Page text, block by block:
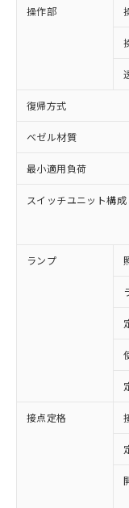
操作部
復帰方式
ベゼル材質
最小適用負荷
スイッチユニット構成
ランプ
接点定格
ご利
以下の条
ご利用く
本サ
商品
(税
当社
対応済
非含有に
対応予定
有に対応
対応予定
非含有に
調査・確認
非含有の
非該当品
害物質有
仕入先様
「○」：
基準値以
「×」：